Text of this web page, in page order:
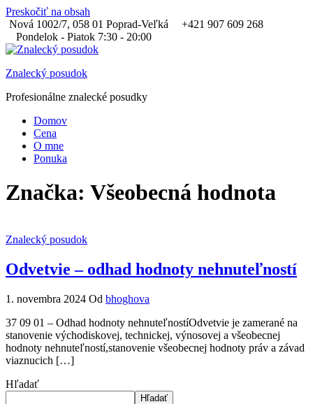
Preskočiť na obsah
Nová 1002/7, 058 01 Poprad-Veľká
+421 907 609 268
Pondelok - Piatok 7:30 - 20:00
Znalecký posudok
Profesionálne znalecké posudky
Domov
Cena
O mne
Ponuka
Značka: Všeobecná hodnota
Znalecký posudok
Odvetvie – odhad hodnoty nehnuteľností
1. novembra 2024 Od bhoghova
37 09 01 – Odhad hodnoty nehnuteľnostíOdvetvie je zamerané na
stanovenie východiskovej, technickej, výnosovej a všeobecnej
hodnoty nehnuteľností,stanovenie všeobecnej hodnoty práv a závad
viaznucich […]
Hľadať
Hľadať